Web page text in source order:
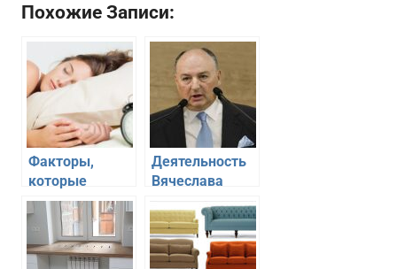
Похожие Записи:
Факторы,
которые
влияют на ваш
сон
Деятельность
Вячеслава
Кантора